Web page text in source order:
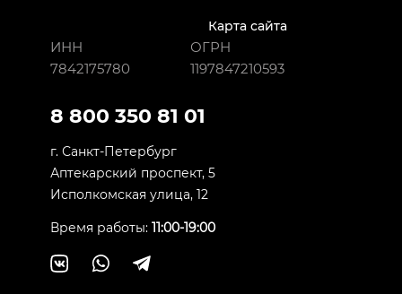
Карта сайта
ИНН
7842175780
ОГРН
1197847210593
8 800 350 81 01
г. Санкт-Петербург
Аптекарский проспект, 5
Исполкомская улица, 12
Время работы: 11:00-19:00